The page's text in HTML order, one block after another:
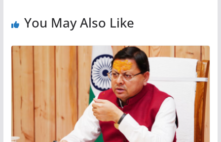
You May Also Like